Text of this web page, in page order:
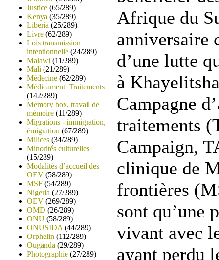
Justice (65/289)
Kenya (35/289)
Liberia (25/289)
Livre (62/289)
Lois transmission
intentionnelle (24/289)
Malawi (11/289)
Mali (21/289)
Médecine (62/289)
Médicament, Traitements
(142/289)
Memory box, travail de
mémoire (11/289)
Migrations - immigration,
émigration (67/289)
Milices (34/289)
Minorités culturelles
(15/289)
Modalités d’accueil des
OEV (58/289)
MSF (54/289)
Nigeria (27/289)
OEV (269/289)
OMD (26/289)
ONU (58/289)
ONUSIDA (44/289)
Orphelin (112/289)
Ouganda (29/289)
Photographie (27/289)
Afrique du
anniversaire
d’une lutte
à
Campagne
traitements
Campaign,
clinique de
frontières (
sont qu’une
vivant avec
ayant perdu